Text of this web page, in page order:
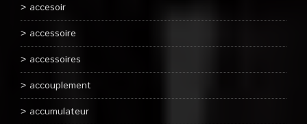
accesoir
accessoire
accessoires
accouplement
accumulateur